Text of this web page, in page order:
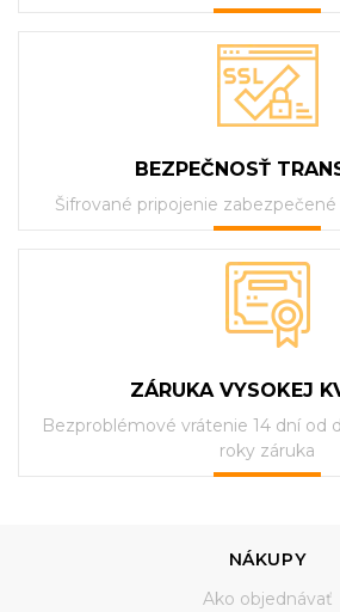
BEZPEČNOSŤ
Šifrované pripojenie
ZÁRUKA VYSOKEJ
Bezproblémové vrátenie 14 dní od
roky záruka
NÁKUPY
Ako objednávať